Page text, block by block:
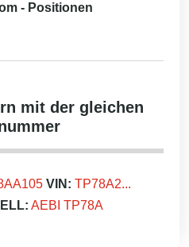
- Positionen
mit der gleichen
VIN: TP78A2...
AEBI TP78A